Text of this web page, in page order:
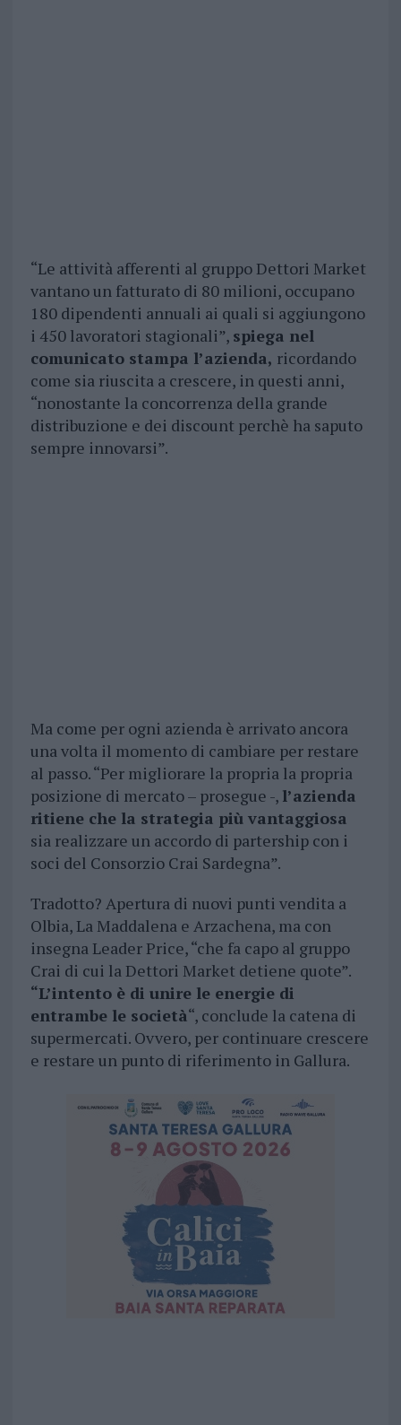
“Le attività afferenti al gruppo Dettori Market
vantano un fatturato di 80 milioni, occupano
180 dipendenti annuali ai quali si aggiungono
i 450 lavoratori stagionali”, spiega nel
comunicato stampa l’azienda, ricordando
come sia riuscita a crescere, in questi anni,
“nonostante la concorrenza della grande
distribuzione e dei discount perchè ha saputo
sempre innovarsi”.
Ma come per ogni azienda è arrivato ancora
una volta il momento di cambiare per restare
al passo. “Per migliorare la propria la propria
posizione di mercato – prosegue -, l’azienda
ritiene che la strategia più vantaggiosa
sia realizzare un accordo di partership con i
soci del Consorzio Crai Sardegna”.
Tradotto? Apertura di nuovi punti vendita a
Olbia, La Maddalena e Arzachena, ma con
insegna Leader Price, “che fa capo al gruppo
Crai di cui la Dettori Market detiene quote”.
“L’intento è di unire le energie di
entrambe le società“, conclude la catena di
supermercati. Ovvero, per continuare crescere
e restare un punto di riferimento in Gallura.